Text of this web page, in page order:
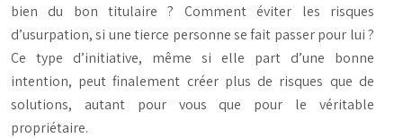
bien du bon titulaire ? Comment éviter les risques
d’usurpation, si une tierce personne se fait passer pour lui ?
Ce type d’initiative, même si elle part d’une bonne
intention, peut finalement créer plus de risques que de
solutions, autant pour vous que pour le véritable
propriétaire.